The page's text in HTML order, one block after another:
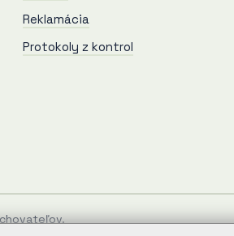
Reklamácia
Protokoly z kontrol